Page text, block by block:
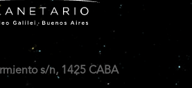
s/n, 1425 CABA